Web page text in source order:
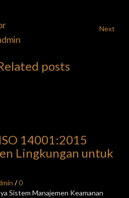
Next
posts
14001:2015
Lingkungan untuk
/0
Sistem Manajemen Keamanan